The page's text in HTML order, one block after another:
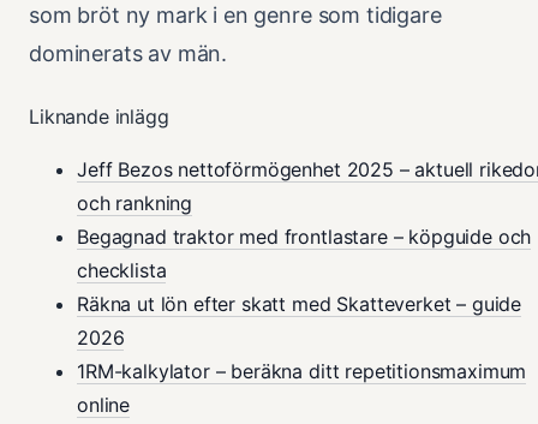
som bröt ny mark i en genre som tidigare
dominerats av män.
Liknande inlägg
Jeff Bezos nettoförmögenhet 2025 – aktuell
och rankning
Begagnad traktor med frontlastare – köpguide och
checklista
Räkna ut lön efter skatt med Skatteverket – guide
2026
1RM-kalkylator – beräkna ditt repetitionsmaximum
online